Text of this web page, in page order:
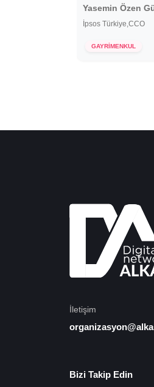
Yasemin Özen
İpsos Türkiye,CCO
GAYRİMENKUL
İletişim
Bizi Takip Edin